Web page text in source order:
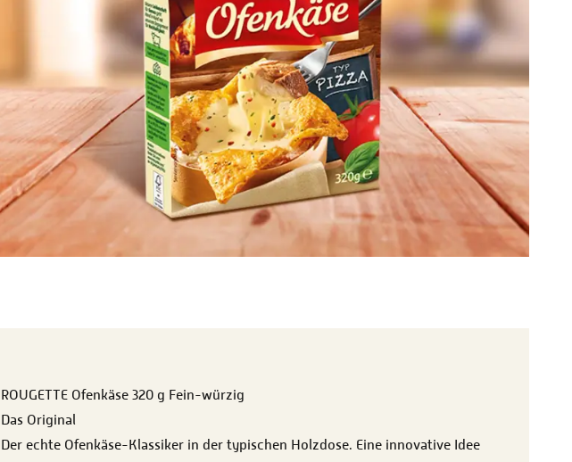
ROUGETTE Ofenkäse 320 g Fein-würzig
Das Original
Der echte Ofenkäse-Klassiker in der typischen Holzdose. Eine innovative Idee